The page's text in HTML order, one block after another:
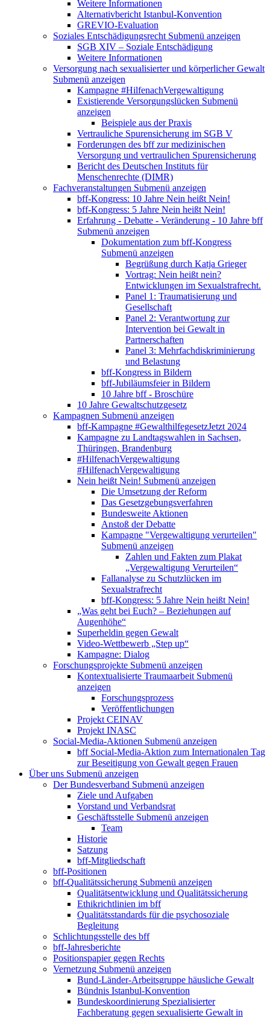
Weitere Informationen
Alternativbericht Istanbul-Konvention
GREVIO-Evaluation
Soziales Entschädigungsrecht Submenü anzeigen
SGB XIV – Soziale Entschädigung
Weitere Informationen
Versorgung nach sexualisierter und körperlicher Gewalt
Submenü anzeigen
Kampagne #HilfenachVergewaltigung
Existierende Versorgungslücken Submenü
anzeigen
Beispiele aus der Praxis
Vertrauliche Spurensicherung im SGB V
Forderungen des bff zur medizinischen
Versorgung und vertraulichen Spurensicherung
Bericht des Deutschen Instituts für
Menschenrechte (DIMR)
Fachveranstaltungen Submenü anzeigen
bff-Kongress: 10 Jahre Nein heißt Nein!
bff-Kongress: 5 Jahre Nein heißt Nein!
Erfahrung - Debatte - Veränderung - 10 Jahre bff
Submenü anzeigen
Dokumentation zum bff-Kongress
Submenü anzeigen
Begrüßung durch Katja Grieger
Vortrag: Nein heißt nein?
Entwicklungen im Sexualstrafrecht.
Panel 1: Traumatisierung und
Gesellschaft
Panel 2: Verantwortung zur
Intervention bei Gewalt in
Partnerschaften
Panel 3: Mehrfachdiskriminierung
und Belastung
bff-Kongress in Bildern
bff-Jubiläumsfeier in Bildern
10 Jahre bff - Broschüre
10 Jahre Gewaltschutzgesetz
Kampagnen Submenü anzeigen
bff-Kampagne #GewalthilfegesetzJetzt 2024
Kampagne zu Landtagswahlen in Sachsen,
Thüringen, Brandenburg
#HilfenachVergewaltigung
#HilfenachVergewaltigung
Nein heißt Nein! Submenü anzeigen
Die Umsetzung der Reform
Das Gesetzgebungsverfahren
Bundesweite Aktionen
Anstoß der Debatte
Kampagne "Vergewaltigung verurteilen"
Submenü anzeigen
Zahlen und Fakten zum Plakat
„Vergewaltigung Verurteilen“
Fallanalyse zu Schutzlücken im
Sexualstrafrecht
bff-Kongress: 5 Jahre Nein heißt Nein!
„Was geht bei Euch? – Beziehungen auf
Augenhöhe“
Superheldin gegen Gewalt
Video-Wettbewerb „Step up“
Kampagne: Dialog
Forschungsprojekte Submenü anzeigen
Kontextualisierte Traumaarbeit Submenü
anzeigen
Forschungsprozess
Veröffentlichungen
Projekt CEINAV
Projekt INASC
Social-Media-Aktionen Submenü anzeigen
bff Social-Media-Aktion zum Internationalen Tag
zur Beseitigung von Gewalt gegen Frauen
Über uns Submenü anzeigen
Der Bundesverband Submenü anzeigen
Ziele und Aufgaben
Vorstand und Verbandsrat
Geschäftsstelle Submenü anzeigen
Team
Historie
Satzung
bff-Mitgliedschaft
bff-Positionen
bff-Qualitätssicherung Submenü anzeigen
Qualitätsentwicklung und Qualitätssicherung
Ethikrichtlinien im bff
Qualitätsstandards für die psychosoziale
Begleitung
Schlichtungsstelle des bff
bff-Jahresberichte
Positionspapier gegen Rechts
Vernetzung Submenü anzeigen
Bund-Länder-Arbeitsgruppe häusliche Gewalt
Bündnis Istanbul-Konvention
Bundeskoordinierung Spezialisierter
Fachberatung gegen sexualisierte Gewalt in